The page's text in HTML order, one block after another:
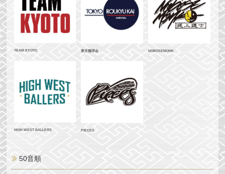
TEAM KYOTO 東京籠球会 NOBOSEMONK
HIGH WEST BALLERS PIECES
50音順